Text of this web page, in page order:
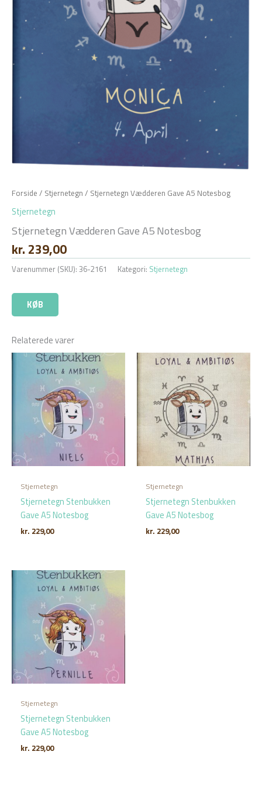
Forside / Stjernetegn / Stjernetegn Vædderen Gave A5 Notesbog
Stjernetegn
Stjernetegn Vædderen Gave A5 Notesbog
kr. 239,00
Varenummer (SKU): 36-2161 Kategori: Stjernetegn
KØB
Relaterede varer
Stjernetegn
Stjernetegn Stenbukken
Gave A5 Notesbog
kr. 229,00
Stjernetegn
Stjernetegn Stenbukken
Gave A5 Notesbog
kr. 229,00
Stjernetegn
Stjernetegn Stenbukken
Gave A5 Notesbog
kr. 229,00